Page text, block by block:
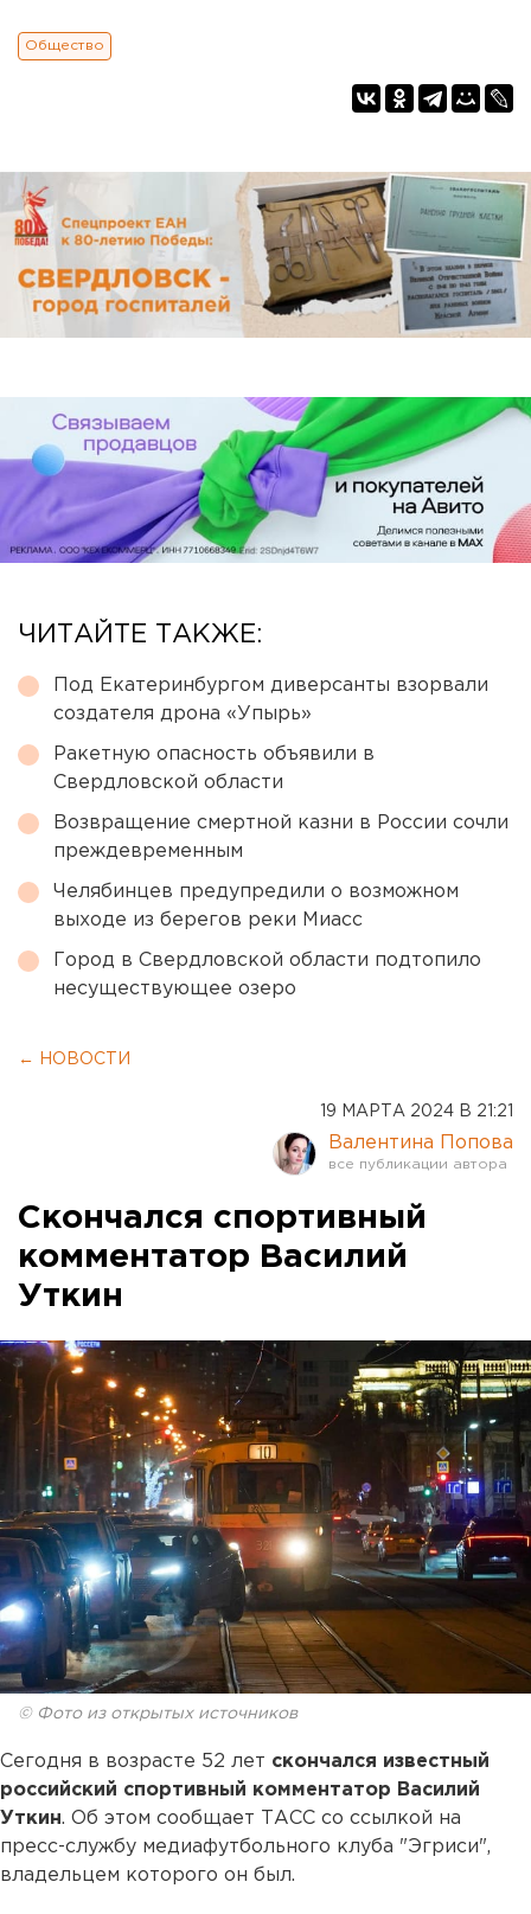
Общество
ЧИТАЙТЕ ТАКЖЕ:
Под Екатеринбургом диверсанты взорвали
создателя дрона «Упырь»
Ракетную опасность объявили в
Свердловской области
Возвращение смертной казни в России сочли
преждевременным
Челябинцев предупредили о возможном
выходе из берегов реки Миасс
Город в Свердловской области подтопило
несуществующее озеро
← НОВОСТИ
19 МАРТА 2024 В 21:21
Валентина Попова
Скончался спортивный
комментатор Василий
Уткин
© Фото из открытых источников
Сегодня в возрасте 52 лет скончался известный
российский спортивный комментатор Василий
Уткин. Об этом сообщает ТАСС со ссылкой на
пресс-службу медиафутбольного клуба "Эгриси",
владельцем которого он был.